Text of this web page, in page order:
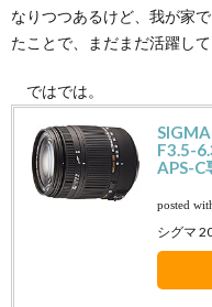
なりつつあるけど、我が家
たことで、まだまだ活躍して
ではでは。
F3.5-
APS-C
posted
シグマ